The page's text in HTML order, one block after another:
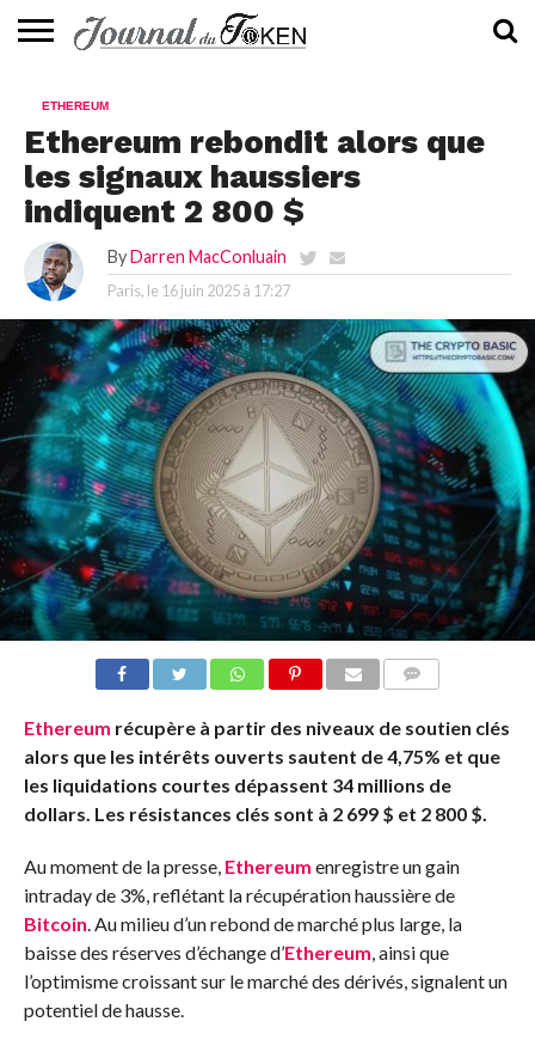
📰
EVALUATION
GUIDE
TENDANCES
À
CONTACTEZ-
ETHEREUM
Ethereum rebondit alors que
les signaux haussiers
indiquent 2 800 $
By Darren MacConluain
Paris, le 16 juin 2025 à 17:27
Ethereum récupère à partir des niveaux de soutien clés
alors que les intérêts ouverts sautent de 4,75% et que
les liquidations courtes dépassent 34 millions de
dollars. Les résistances clés sont à 2 699 $ et 2 800 $.
Au moment de la presse, Ethereum enregistre un gain
intraday de 3%, reflétant la récupération haussière de
Bitcoin . Au milieu d’un rebond de marché plus large, la
baisse des réserves d’échange d’Ethereum , ainsi que
l’optimisme croissant sur le marché des dérivés, signalent un
potentiel de hausse.